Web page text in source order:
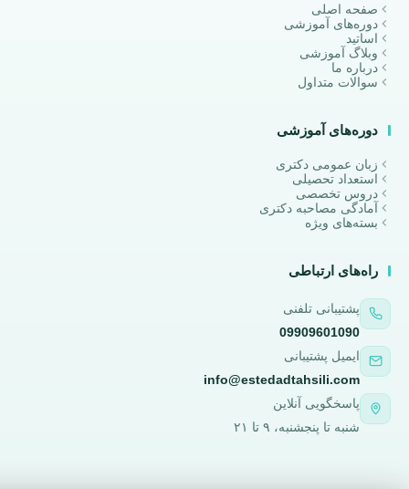
صفحه اصلی
دوره‌های آموزشی
اساتید
وبلاگ آموزشی
درباره ما
سوالات متداول
دوره‌های آموزشی
زبان عمومی دکتری
استعداد تحصیلی
دروس تخصصی
آمادگی مصاحبه دکتری
بسته‌های ویژه
راه‌های ارتباطی
پشتیبانی تلفنی
09909601090
ایمیل پشتیبانی
info@estedadtahsili.com
پاسخگویی آنلاین
شنبه تا پنجشنبه، ۹ تا ۲۱